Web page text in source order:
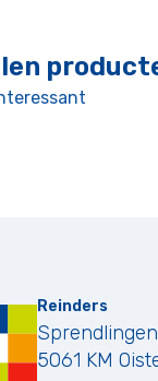
Reinders
5061 KM